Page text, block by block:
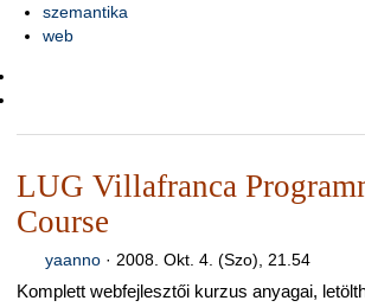
szemantika
web
LUG Villafranca
Course
yaanno· 2008. Okt. 4. (Szo), 21.54
Komplett webfejlesztői kurzus anyagai,